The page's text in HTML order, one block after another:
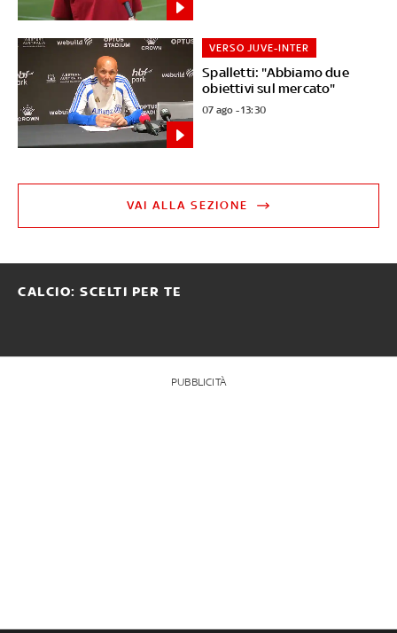
Spalletti: "Abbiamo due
obiettivi sul mercato"
VERSO JUVE-INTER
07 ago - 13:30
VAI ALLA SEZIONE
CALCIO: SCELTI PER TE
PUBBLICITÀ